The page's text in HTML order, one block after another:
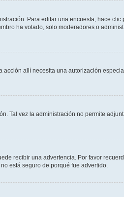
Para editar una encuesta, hace
ha votado, solo moderadores o
allí necesita una autorización
Tal vez la administración no permite
recibir una advertencia. Por favor
está seguro de porqué fue advertido.